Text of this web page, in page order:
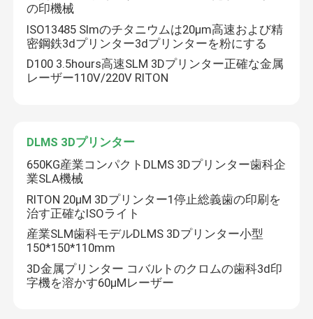
の印機械
ISO13485 Slmのチタニウムは20μm高速および精
密鋼鉄3dプリンター3dプリンターを粉にする
D100 3.5hours高速SLM 3Dプリンター正確な金属
レーザー110V/220V RITON
DLMS 3Dプリンター
650KG産業コンパクトDLMS 3Dプリンター歯科企
業SLA機械
RITON 20μM 3Dプリンター1停止総義歯の印刷を
治す正確なISOライト
産業SLM歯科モデルDLMS 3Dプリンター小型
150*150*110mm
3D金属プリンター コバルトのクロムの歯科3d印
字機を溶かす60μMレーザー